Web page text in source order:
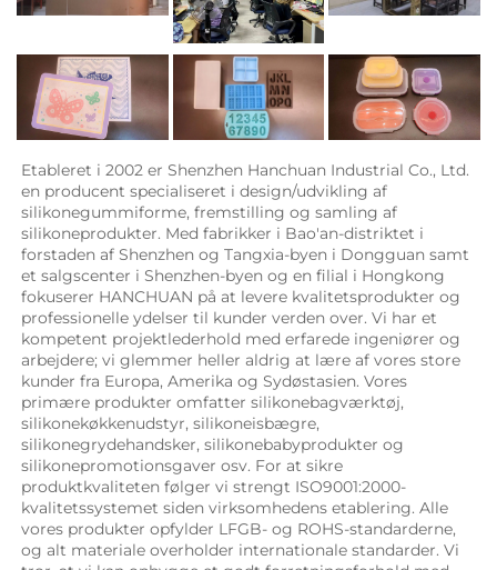
Etableret i 2002 er Shenzhen Hanchuan Industrial Co., Ltd.
en producent specialiseret i design/udvikling af
silikonegummiforme, fremstilling og samling af
silikoneprodukter. Med fabrikker i Bao'an-distriktet i
forstaden af Shenzhen og Tangxia-byen i Dongguan samt
et salgscenter i Shenzhen-byen og en filial i Hongkong
fokuserer HANCHUAN på at levere kvalitetsprodukter og
professionelle ydelser til kunder verden over. Vi har et
kompetent projektlederhold med erfarede ingeniører og
arbejdere; vi glemmer heller aldrig at lære af vores store
kunder fra Europa, Amerika og Sydøstasien. Vores
primære produkter omfatter silikonebagværktøj,
silikonekøkkenudstyr, silikoneisbægre,
silikonegrydehandsker, silikonebabyprodukter og
silikonepromotionsgaver osv. For at sikre
produktkvaliteten følger vi strengt ISO9001:2000-
kvalitetssystemet siden virksomhedens etablering. Alle
vores produkter opfylder LFGB- og ROHS-standarderne,
og alt materiale overholder internationale standarder. Vi